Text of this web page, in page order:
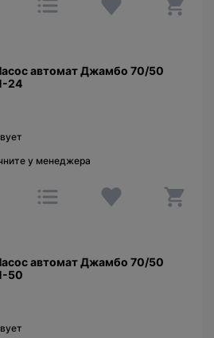
автомат Джамбо 70/50
24
у менеджера
автомат Джамбо 70/50
50